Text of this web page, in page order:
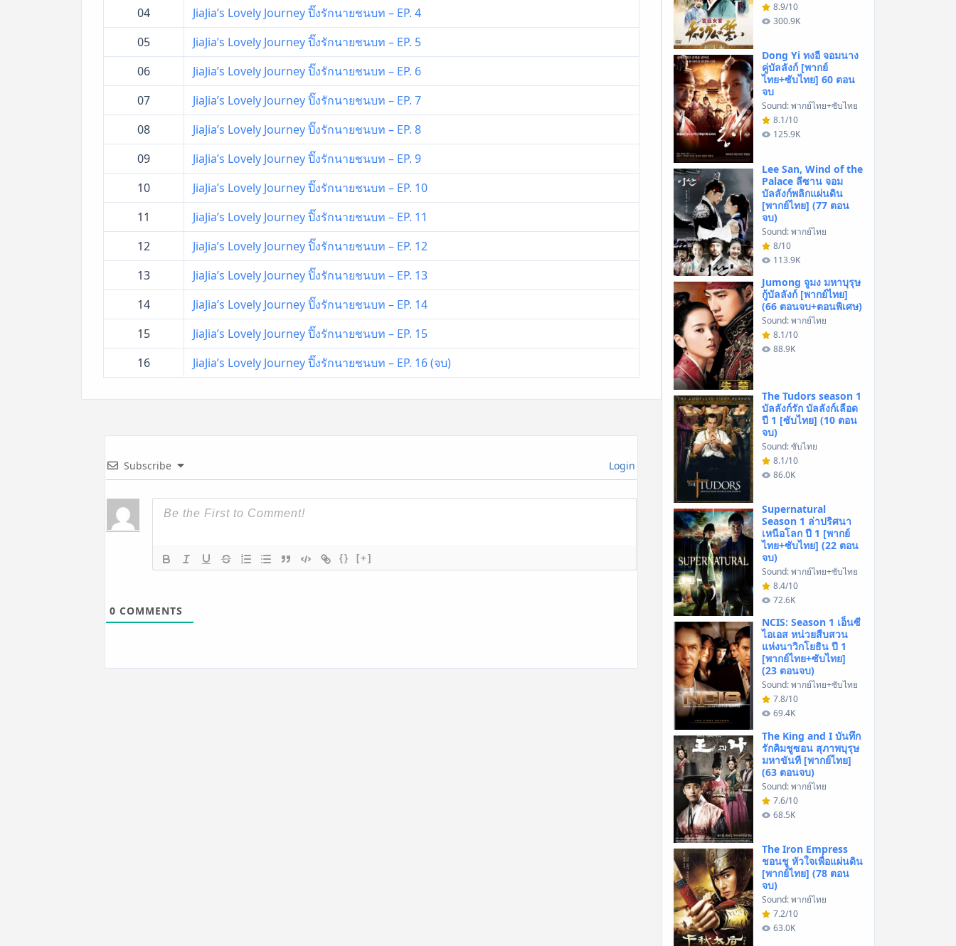
04
JiaJia’s Lovely Journey ปิ๊งรักนายชนบท – EP. 4
05
JiaJia’s Lovely Journey ปิ๊งรักนายชนบท – EP. 5
06
JiaJia’s Lovely Journey ปิ๊งรักนายชนบท – EP. 6
07
JiaJia’s Lovely Journey ปิ๊งรักนายชนบท – EP. 7
08
JiaJia’s Lovely Journey ปิ๊งรักนายชนบท – EP. 8
09
JiaJia’s Lovely Journey ปิ๊งรักนายชนบท – EP. 9
10
JiaJia’s Lovely Journey ปิ๊งรักนายชนบท – EP. 10
11
JiaJia’s Lovely Journey ปิ๊งรักนายชนบท – EP. 11
12
JiaJia’s Lovely Journey ปิ๊งรักนายชนบท – EP. 12
13
JiaJia’s Lovely Journey ปิ๊งรักนายชนบท – EP. 13
14
JiaJia’s Lovely Journey ปิ๊งรักนายชนบท – EP. 14
15
JiaJia’s Lovely Journey ปิ๊งรักนายชนบท – EP. 15
16
JiaJia’s Lovely Journey ปิ๊งรักนายชนบท – EP. 16 (จบ)
Subscribe Login
{} [+]
0 COMMENTS
8.9/10
300.9K
Dong Yi ทงอี จอมนาง
คู่บัลลังก์ [พากย์
ไทย+ซับไทย] 60 ตอน
จบ
Sound: พากย์ไทย+ซับไทย
8.1/10
125.9K
Lee San, Wind of the
Palace ลีซาน จอม
บัลลังก์พลิกแผ่นดิน
[พากย์ไทย] (77 ตอน
จบ)
Sound: พากย์ไทย
8/10
113.9K
Jumong จูมง มหาบุรุษ
กู้บัลลังก์ [พากย์ไทย]
(66 ตอนจบ+ตอนพิเศษ)
Sound: พากย์ไทย
8.1/10
88.9K
The Tudors season 1
บัลลังก์รัก บัลลังก์เลือด
ปี 1 [ซับไทย] (10 ตอน
จบ)
Sound: ซับไทย
8.1/10
86.0K
Supernatural
Season 1 ล่าปริศนา
เหนือโลก ปี 1 [พากย์
ไทย+ซับไทย] (22 ตอน
จบ)
Sound: พากย์ไทย+ซับไทย
8.4/10
72.6K
NCIS: Season 1 เอ็นซี
ไอเอส หน่วยสืบสวน
แห่งนาวิกโยธิน ปี 1
[พากย์ไทย+ซับไทย]
(23 ตอนจบ)
Sound: พากย์ไทย+ซับไทย
7.8/10
69.4K
The King and I บันทึก
รักคิมชูซอน สุภาพบุรุษ
มหาขันที [พากย์ไทย]
(63 ตอนจบ)
Sound: พากย์ไทย
7.6/10
68.5K
The Iron Empress
ชอนชู หัวใจเพื่อแผ่นดิน
[พากย์ไทย] (78 ตอน
จบ)
Sound: พากย์ไทย
7.2/10
63.0K